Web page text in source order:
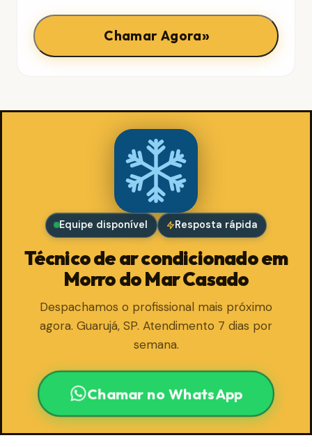
Chamar Agora»
Equipe disponível Resposta rápida
Técnico de ar condicionado em
Morro do Mar Casado
Despachamos o profissional mais próximo
agora. Guarujá, SP. Atendimento 7 dias por
semana.
Chamar no WhatsApp